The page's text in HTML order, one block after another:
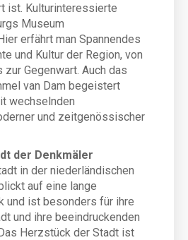
ist. Kulturinteressierte
Museum
erfährt man Spannendes
und Kultur der Region, von
Gegenwart. Auch das
van Dam begeistert
wechselnden
und zeitgenössischer
der Denkmäler
in der niederländischen
auf eine lange
und ist besonders für ihre
und ihre beeindruckenden
Herzstück der Stadt ist